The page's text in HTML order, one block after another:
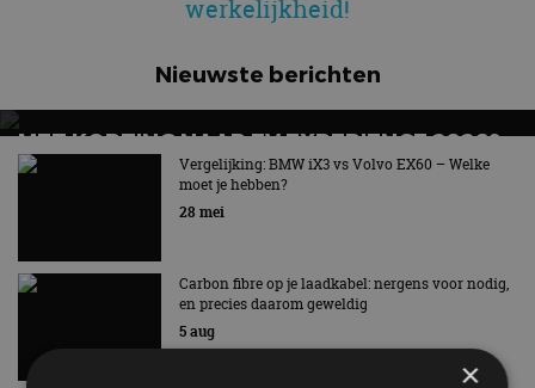
werkelijkheid!
Nieuwste berichten
MET KORTING NAAR EV EXPERIENCE 2026?
AUTORAI REGELT HET!
EV Experience 2026 van 24 tot 26 september
Vergelijking: BMW iX3 vs Volvo EX60 – Welke
moet je hebben?
28 mei
Carbon fibre op je laadkabel: nergens voor nodig,
en precies daarom geweldig
5 aug
×